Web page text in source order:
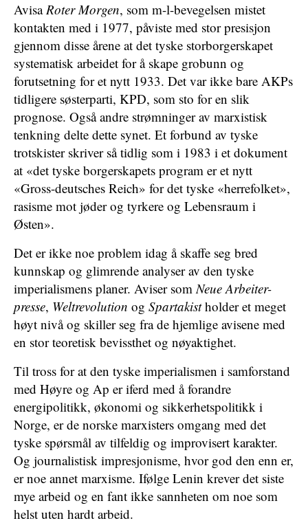
AvisaRoter Morgen, som m-l-bevegelsen mistet
kontakten med i 1977, påviste med stor presisjon
gjennom disse årene at det tyske storborgerskapet
systematisk arbeidet for å skape grobunn og
forutsetning for et nytt 1933. Det var ikke bare AKPs
tidligere søsterparti, KPD, som sto for en slik
prognose. Også andre strømninger av marxistisk
tenkning delte dette synet. Et forbund av tyske
trotskister skriver så tidlig som i 1983 i et dokument
at «det tyske borgerskapets program er et nytt
«Gross-deutsches Reich» for det tyske «herrefolket»,
rasisme mot jøder og tyrkere og Lebensraum i
Østen».
Det er ikke noe problem idag å skaffe seg bred
kunnskap og glimrende analyser av den tyske
imperialismens planer. Aviser somNeue Arbeiter-
presse, Weltrevolution og Spartakistholder et meget
høyt nivå og skiller seg fra de hjemlige avisene med
en stor teoretisk bevissthet og nøyaktighet.
Til tross for at den tyske imperialismen i samforstand
med Høyre og Ap er iferd med å forandre
energipolitikk, økonomi og sikkerhetspolitikk i
Norge, er de norske marxisters omgang med det
tyske spørsmål av tilfeldig og improvisert karakter.
Og journalistisk impresjonisme, hvor god den enn er,
er noe annet marxisme. Ifølge Lenin krever det siste
mye arbeid og en fant ikke sannheten om noe som
helst uten hardt arbeid.